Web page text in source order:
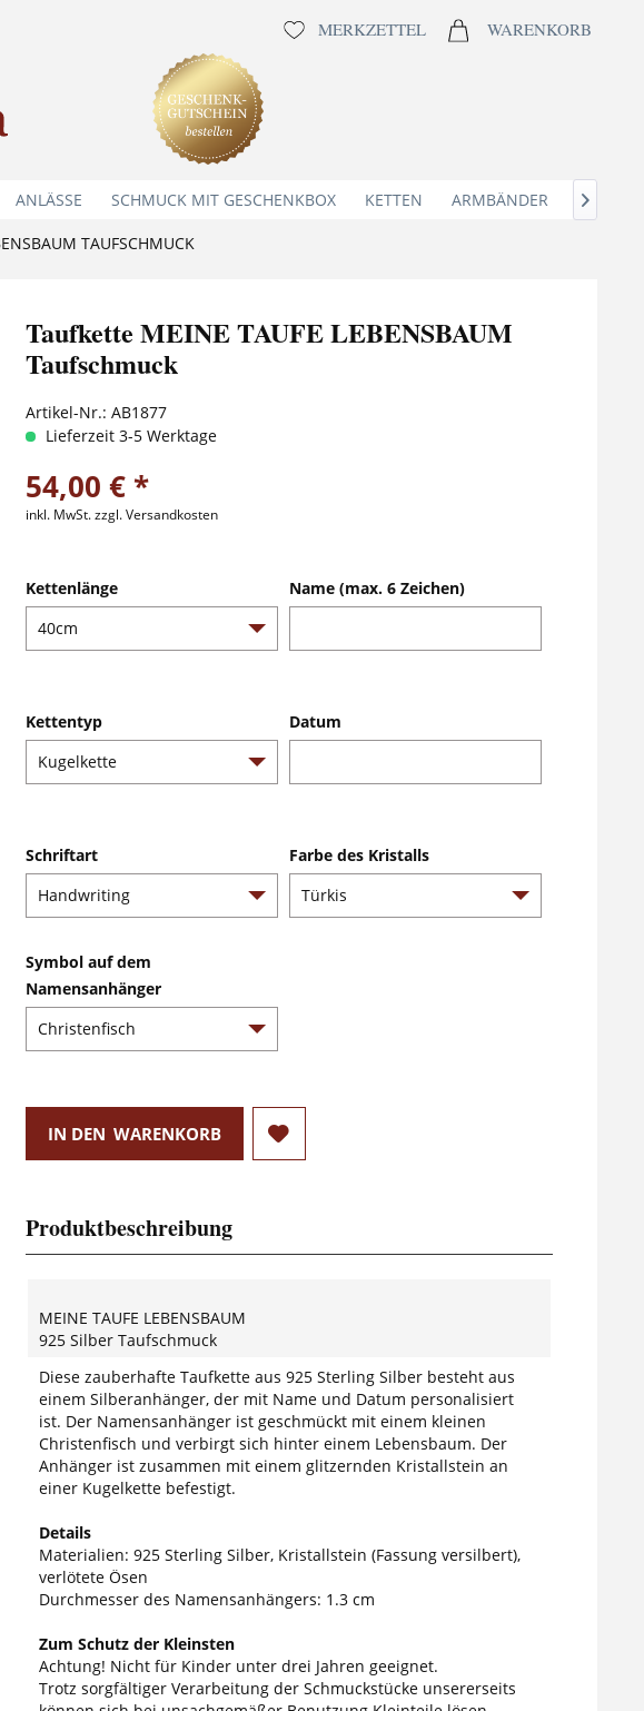
MERKZETTEL WARENKORB
ANLÄSSE SCHMUCK MIT GESCHENKBOX KETTEN ARMBÄNDER 
TAUFSCHMUCK
Taufkette MEINE TAUFE LEBENSBAUM
Taufschmuck
Artikel-Nr.: AB1877
Lieferzeit 3-5 Werktage
54,00 € *
inkl. MwSt.zzgl. Versandkosten
Kettenlänge
Kettentyp
Name (max. 6 Zeichen)
Datum
Schriftart Farbe des Kristalls
Symbol auf dem
Namensanhänger
IN DEN WARENKORB
Produktbeschreibung
MEINE TAUFE LEBENSBAUM
925 Silber Taufschmuck
Diese zauberhafte Taufkette aus 925 Sterling Silber besteht aus
einem Silberanhänger, der mit Name und Datum personalisiert
ist. Der Namensanhänger ist geschmückt mit einem kleinen
Christenfisch und verbirgt sich hinter einem Lebensbaum. Der
Anhänger ist zusammen mit einem glitzernden Kristallstein an
einer Kugelkette befestigt.
Details
Materialien: 925 Sterling Silber, Kristallstein (Fassung versilbert),
verlötete Ösen
Durchmesser des Namensanhängers: 1.3 cm
Zum Schutz der Kleinsten
Achtung! Nicht für Kinder unter drei Jahren geeignet.
Trotz sorgfältiger Verarbeitung der Schmuckstücke unsererseits